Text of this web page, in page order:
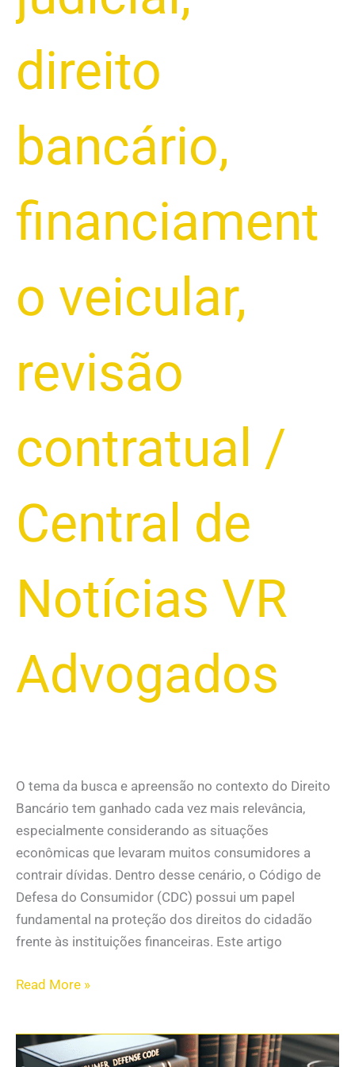
direito
bancário,
financiament
o veicular,
revisão
contratual /
Central de
Notícias VR
Advogados
O tema da busca e apreensão no contexto do Direito
Bancário tem ganhado cada vez mais relevância,
especialmente considerando as situações
econômicas que levaram muitos consumidores a
contrair dívidas. Dentro desse cenário, o Código de
Defesa do Consumidor (CDC) possui um papel
fundamental na proteção dos direitos do cidadão
frente às instituições financeiras. Este artigo
Read More »
Código